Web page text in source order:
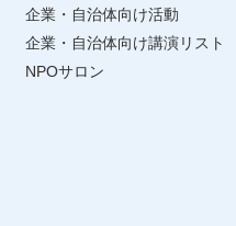
企業・自治体向け活動
企業・自治体向け講演リスト
NPOサロン